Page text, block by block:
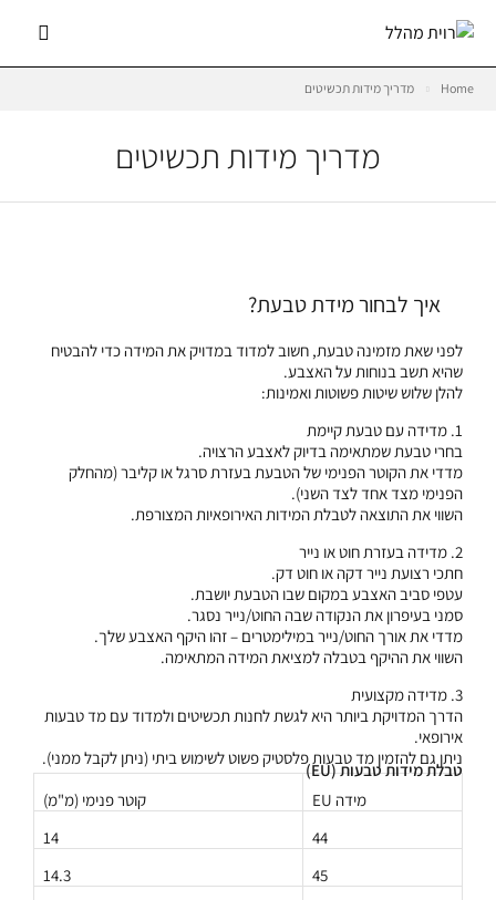
Home מדריך מידות תכשיטים
מדריך מידות תכשיטים
איך לבחור מידת טבעת?
לפני שאת מזמינה טבעת, חשוב למדוד במדויק את המידה כדי להבטיח
שהיא תשב בנוחות על האצבע.
להלן שלוש שיטות פשוטות ואמינות:
1. מדידה עם טבעת קיימת
בחרי טבעת שמתאימה בדיוק לאצבע הרצויה.
מדדי את הקוטר הפנימי של הטבעת בעזרת סרגל או קליבר (מהחלק
הפנימי מצד אחד לצד השני).
השווי את התוצאה לטבלת המידות האירופאיות המצורפת.
2. מדידה בעזרת חוט או נייר
חתכי רצועת נייר דקה או חוט דק.
עטפי סביב האצבע במקום שבו הטבעת יושבת.
סמני בעיפרון את הנקודה שבה החוט/נייר נסגר.
מדדי את אורך החוט/נייר במילימטרים – זהו היקף האצבע שלך.
השווי את ההיקף בטבלה למציאת המידה המתאימה.
3. מדידה מקצועית
הדרך המדויקת ביותר היא לגשת לחנות תכשיטים ולמדוד עם מד טבעות
אירופאי.
ניתן גם להזמין מד טבעות פלסטיק פשוט לשימוש ביתי (ניתן לקבל ממני).
טבלת מידות טבעות (EU)
מידה EU
קוטר פנימי (מ"מ)
44
14
45
14.3